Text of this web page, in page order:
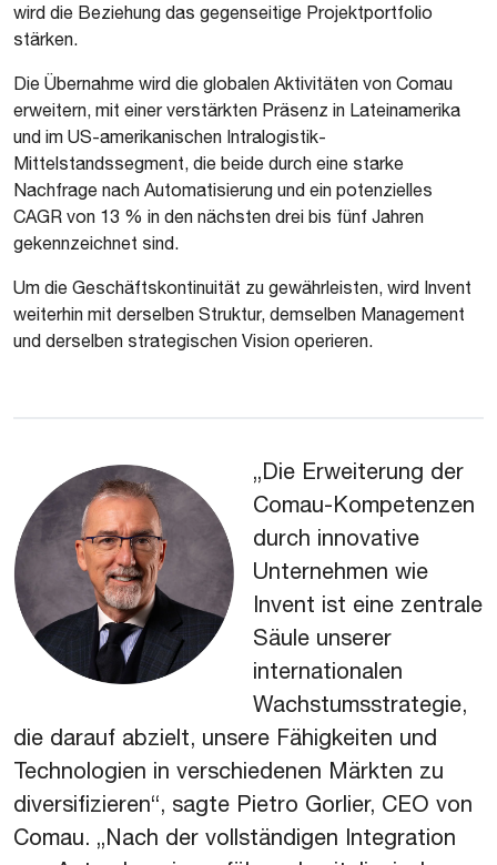
wird die Beziehung das gegenseitige Projektportfolio
stärken.
Die Übernahme wird die globalen Aktivitäten von Comau
erweitern, mit einer verstärkten Präsenz in Lateinamerika
und im US-amerikanischen Intralogistik-
Mittelstandssegment, die beide durch eine starke
Nachfrage nach Automatisierung und ein potenzielles
CAGR von 13 % in den nächsten drei bis fünf Jahren
gekennzeichnet sind.
Um die Geschäftskontinuität zu gewährleisten, wird Invent
weiterhin mit derselben Struktur, demselben Management
und derselben strategischen Vision operieren.
„Die Erweiterung der
Comau-Kompetenzen
durch innovative
Unternehmen wie
Invent ist eine zentrale
Säule unserer
internationalen
Wachstumsstrategie,
die darauf abzielt, unsere Fähigkeiten und
Technologien in verschiedenen Märkten zu
diversifizieren“, sagte Pietro Gorlier, CEO von
Comau. „Nach der vollständigen Integration